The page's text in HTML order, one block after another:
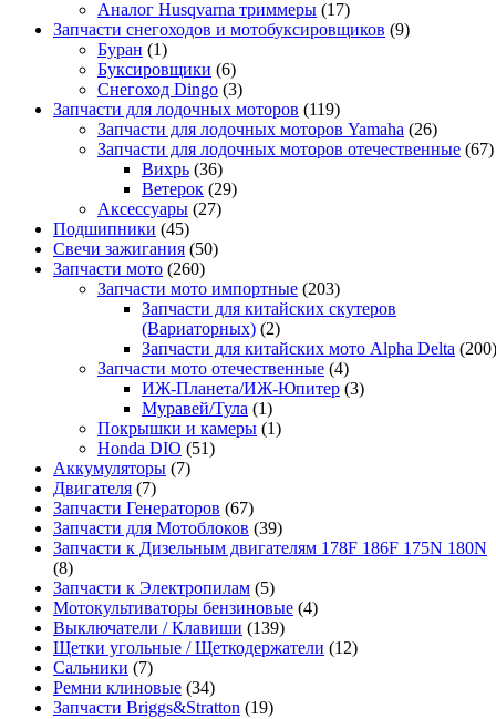
Аналог Husqvarna триммеры (17)
Запчасти снегоходов и мотобуксировщиков (9)
Буран (1)
Буксировщики (6)
Снегоход Dingo (3)
Запчасти для лодочных моторов (119)
Запчасти для лодочных моторов Yamaha (26)
Запчасти для лодочных моторов отечественные (67)
Вихрь (36)
Ветерок (29)
Аксессуары (27)
Подшипники (45)
Свечи зажигания (50)
Запчасти мото (260)
Запчасти мото импортные (203)
Запчасти для китайских скутеров
(Вариаторных) (2)
Запчасти для китайских мото Alpha Delta (200)
Запчасти мото отечественные (4)
ИЖ-Планета/ИЖ-Юпитер (3)
Муравей/Тула (1)
Покрышки и камеры (1)
Honda DIO (51)
Аккумуляторы (7)
Двигателя (7)
Запчасти Генераторов (67)
Запчасти для Мотоблоков (39)
Запчасти к Дизельным двигателям 178F 186F 175N 180N
(8)
Запчасти к Электропилам (5)
Мотокультиваторы бензиновые (4)
Выключатели / Клавиши (139)
Щетки угольные / Щеткодержатели (12)
Сальники (7)
Ремни клиновые (34)
Запчасти Briggs&Stratton (19)